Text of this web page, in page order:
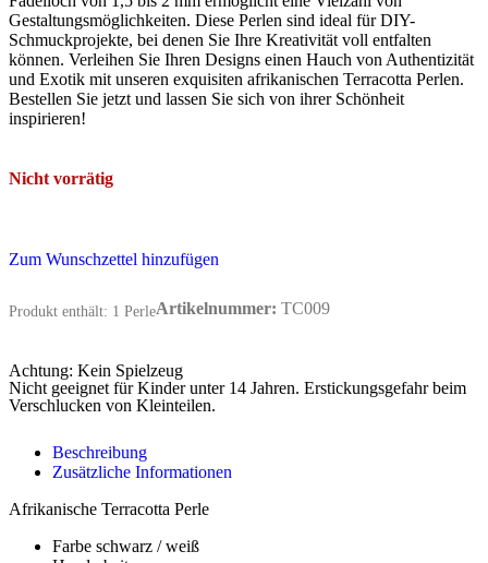
Gestaltungsmöglichkeiten. Diese Perlen sind ideal für DIY-
Schmuckprojekte, bei denen Sie Ihre Kreativität voll entfalten
können. Verleihen Sie Ihren Designs einen Hauch von Authentizität
und Exotik mit unseren exquisiten afrikanischen Terracotta Perlen.
Bestellen Sie jetzt und lassen Sie sich von ihrer Schönheit
inspirieren!
Nicht vorrätig
Zum Wunschzettel hinzufügen
Produkt enthält: 1 PerleArtikelnummer: TC009
Achtung: Kein Spielzeug
Nicht geeignet für Kinder unter 14 Jahren. Erstickungsgefahr beim
Verschlucken von Kleinteilen.
Beschreibung
Zusätzliche Informationen
Afrikanische Terracotta Perle
Farbe schwarz / weiß